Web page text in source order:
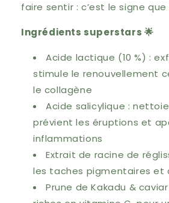
faire sentir : c’est le signe
Ingrédients superstars 🌟
Acide lactique (10 %) :
stimule le renouvellement
le collagène
Acide salicylique :
prévient les éruptions et
inflammations
Extrait de racine de
les taches pigmentaires et
Prune de Kakadu &